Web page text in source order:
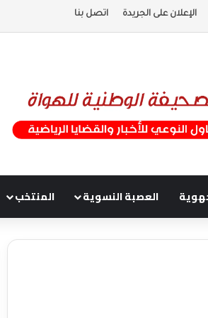
الإعلان على الجريدة اتصل بنا
العصبة النسوية المنتخب